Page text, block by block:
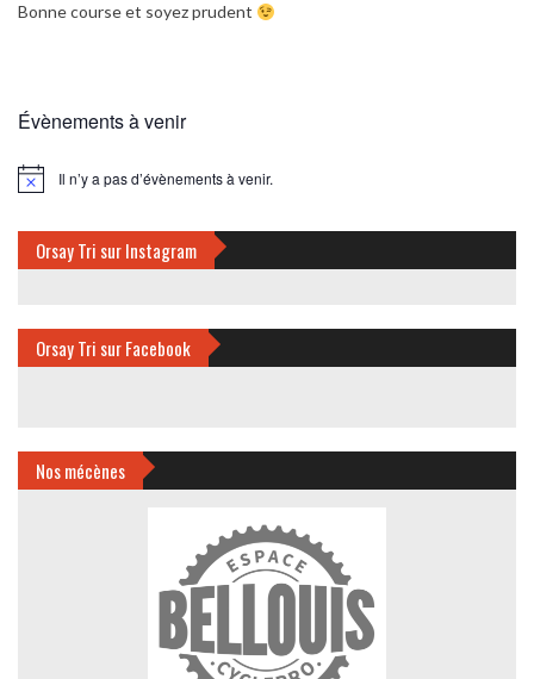
Bonne course et soyez prudent
Évènements à venir
Notice Il n’y a pas d’évènements à venir.
Orsay Tri sur Instagram
Orsay Tri sur Facebook
Nos mécènes